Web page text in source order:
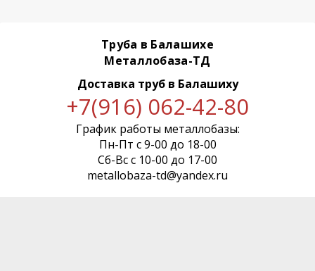
Труба в Балашихе
Металлобаза-ТД
Доставка труб в Балашиху
+7(916) 062-42-80
График работы металлобазы:
Пн-Пт с 9-00 до 18-00
Сб-Вс с 10-00 до 17-00
metallobaza-td@yandex.ru